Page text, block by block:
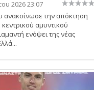
2026 23:07
ανακοίνωσε την απόκτηση
αμυντικού
ενόψει της νέας